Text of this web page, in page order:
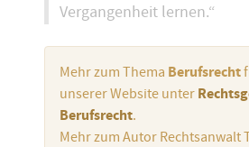
Vergangenheit lernen.“
Mehr zum Thema Berufsrecht
unserer Website unter
Berufsrecht.
Mehr zum Autor Rechtsanwalt